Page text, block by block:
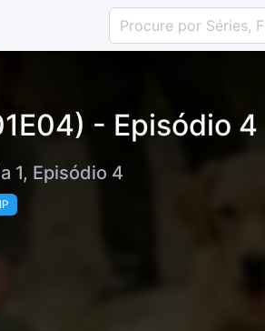
- Episódio 4
1, Episódio 4